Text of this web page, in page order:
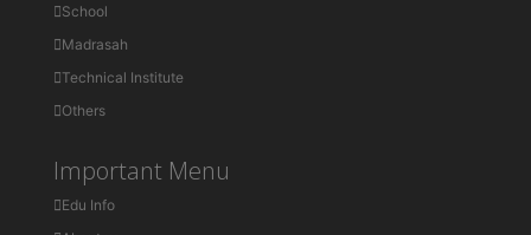
School
Madrasah
Technical Institute
Others
Important Menu
Edu Info